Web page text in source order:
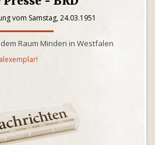
vom Samstag, 24.03.1951
Raum Minden in Westfalen